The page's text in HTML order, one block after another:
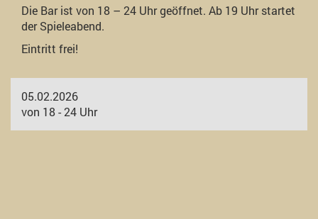
Die Bar ist von 18 – 24 Uhr geöffnet. Ab 19 Uhr startet
der Spieleabend.
Eintritt frei!
05.02.2026
von 18 - 24 Uhr